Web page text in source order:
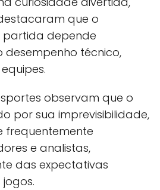
que o
depende
desempenho técnico,
observam que o
por sua imprevisibilidade,
frequentemente
e analistas,
das expectativas